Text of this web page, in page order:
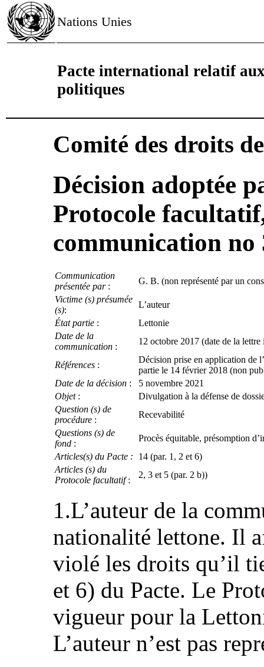
Nations Unies
Pacte international relatif
politiques
Comité des droits
Décision adoptée
Protocole
communication
Communication
présentée par:
G. B. (non représenté par un
Victime (s) présumée
(s):
L’auteur
État partie :
Lettonie
Date de la
communication :
12 octobre 2017 (date de la lettre
Références :
Décision prise en application de
partie le 14 février 2018 (non
Date de la décision :
5 novembre 2021
Objet:
Divulgation à la défense de
Question (s) de
procédure :
Recevabilité
Questions (s) de
fond :
Procès équitable, présomption
Articles(s) du Pacte :
14 (par. 1, 2 et 6)
Articles (s) du
Protocole facultatif:
2, 3 et 5 (par. 2 b))
1.L’auteur de la
nationalité lettone. Il
violé les droits qu’il
et 6) du Pacte. Le
vigueur pour la
L’auteur n’est pas